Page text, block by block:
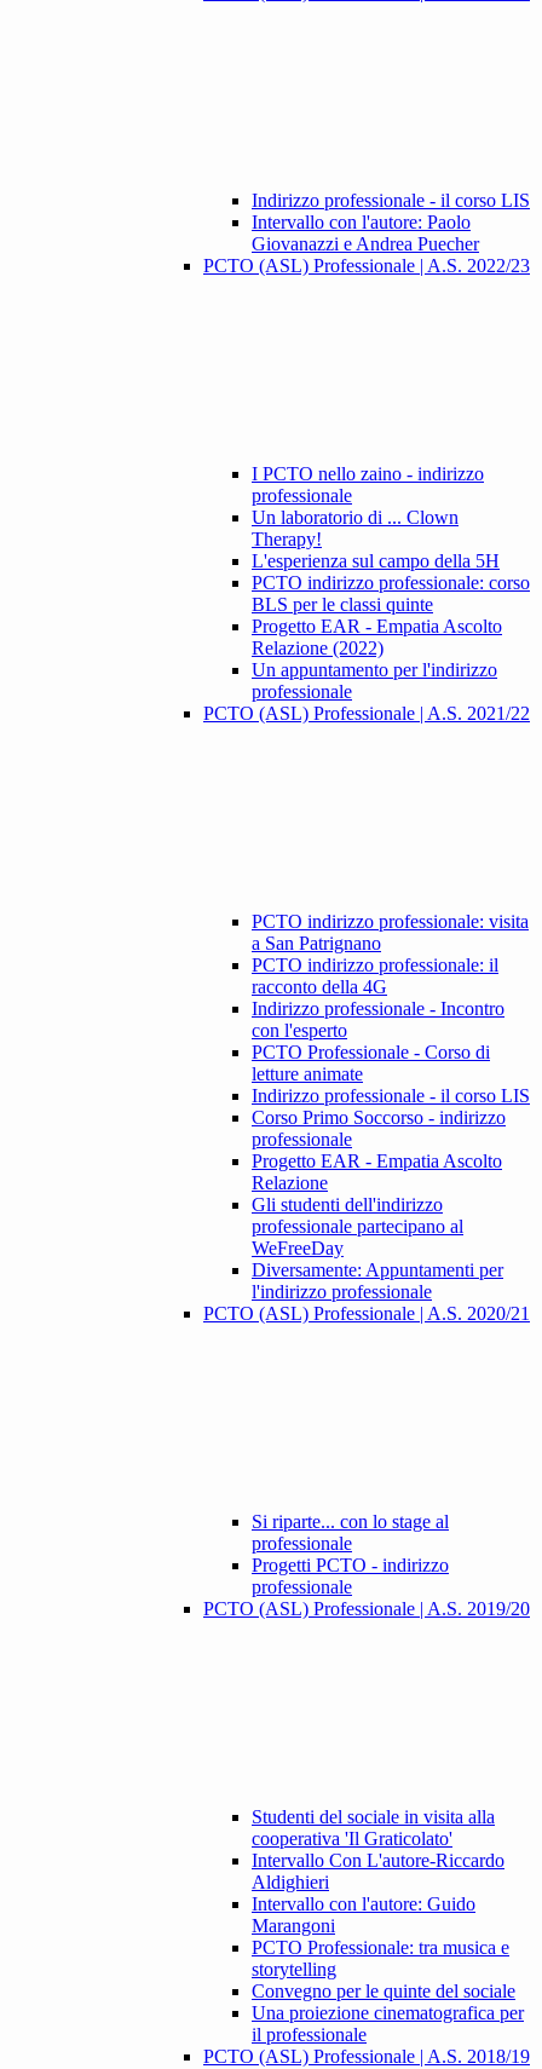
Indirizzo professionale - il corso LIS
Intervallo con l'autore: Paolo
Giovanazzi e Andrea Puecher
PCTO (ASL) Professionale | A.S. 2022/23
I PCTO nello zaino - indirizzo
professionale
Un laboratorio di ... Clown
Therapy!
L'esperienza sul campo della 5H
PCTO indirizzo professionale: corso
BLS per le classi quinte
Progetto EAR - Empatia Ascolto
Relazione (2022)
Un appuntamento per l'indirizzo
professionale
PCTO (ASL) Professionale | A.S. 2021/22
PCTO indirizzo professionale: visita
a San Patrignano
PCTO indirizzo professionale: il
racconto della 4G
Indirizzo professionale - Incontro
con l'esperto
PCTO Professionale - Corso di
letture animate
Indirizzo professionale - il corso LIS
Corso Primo Soccorso - indirizzo
professionale
Progetto EAR - Empatia Ascolto
Relazione
Gli studenti dell'indirizzo
professionale partecipano al
WeFreeDay
Diversamente: Appuntamenti per
l'indirizzo professionale
PCTO (ASL) Professionale | A.S. 2020/21
Si riparte... con lo stage al
professionale
Progetti PCTO - indirizzo
professionale
PCTO (ASL) Professionale | A.S. 2019/20
Studenti del sociale in visita alla
cooperativa 'Il Graticolato'
Intervallo Con L'autore-Riccardo
Aldighieri
Intervallo con l'autore: Guido
Marangoni
PCTO Professionale: tra musica e
storytelling
Convegno per le quinte del sociale
Una proiezione cinematografica per
il professionale
PCTO (ASL) Professionale | A.S. 2018/19